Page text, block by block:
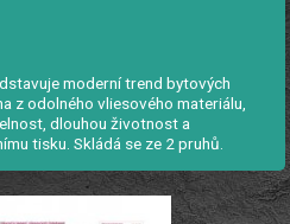
moderní trend bytových
z odolného vliesového materiálu,
dlouhou životnost a
tisku. Skládá se ze 2 pruhů.